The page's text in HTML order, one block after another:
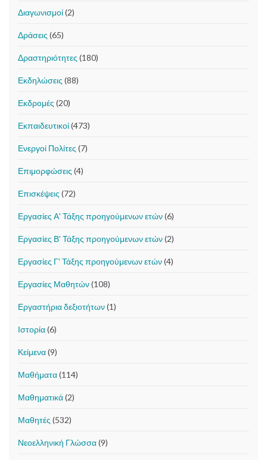
Διαγωνισμοί(2)
Δράσεις (65)
Δραστηριότητες (180)
Εκδηλώσεις (88)
Εκδρομές (20)
Εκπαιδευτικοί(473)
Ενεργοί Πολίτες (7)
Επιμορφώσεις (4)
Επισκέψεις (72)
Εργασίες Α' Τάξης προηγούμενων ετών(6)
Εργασίες Β' Τάξης προηγούμενων ετών(2)
Εργασίες Γ' Τάξης προηγούμενων ετών(4)
Εργασίες Μαθητών(108)
Εργαστήρια δεξιοτήτων(1)
Ιστορία(6)
Κείμενα(9)
Μαθήματα(114)
Μαθηματικά(2)
Μαθητές (532)
Νεοελληνική Γλώσσα(9)